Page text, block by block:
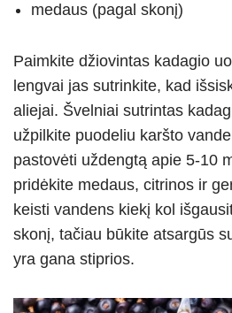
medaus (pagal skonį)
Paimkite džiovintas kadagio
lengvai jas sutrinkite, kad
aliejai. Švelniai sutrintas
užpilkite puodeliu karšto
pastovėti uždengtą apie 5-10
pridėkite medaus, citrinos ir
keisti vandens kiekį kol
skonį, tačiau būkite atsargūs
yra gana stiprios.